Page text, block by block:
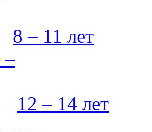
8 – 11 лет
12 – 14 лет